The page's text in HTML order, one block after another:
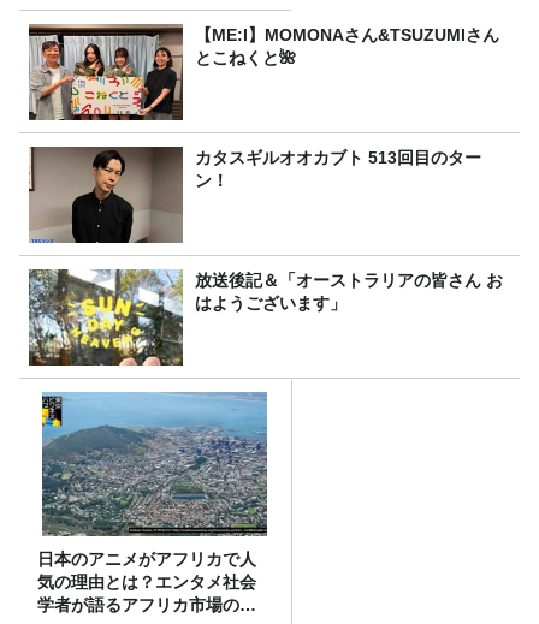
【ME:I】MOMONAさん&TSUZUMIさん
とこねくと🌺
カタスギルオオカブト 513回目のター
ン！
放送後記＆「オーストラリアの皆さん お
はようございます」
日本のアニメがアフリカで人
気の理由とは？エンタメ社会
学者が語るアフリカ市場のリ